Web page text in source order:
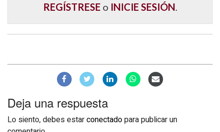
REGÍSTRESE o INICIE SESIÓN.
Deja una respuesta
Lo siento, debes estarconectadopara publicar un